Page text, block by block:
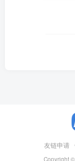
友链申请
Copyright ©